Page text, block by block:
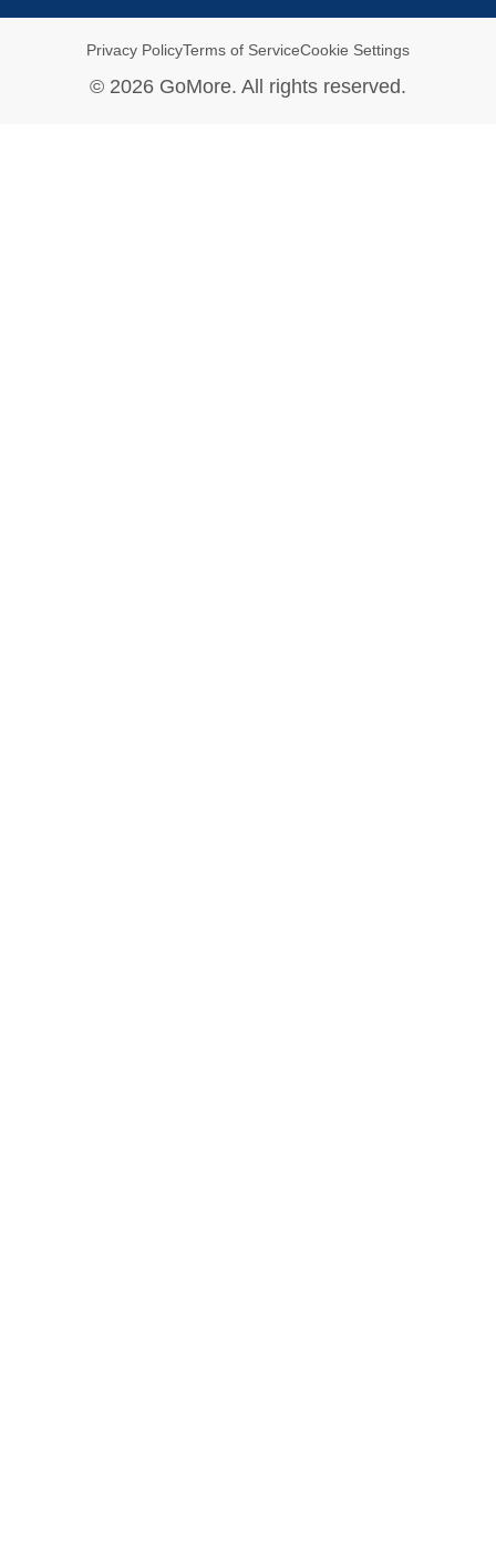
Privacy PolicyTerms of ServiceCookie Settings
© 2026 GoMore. All rights reserved.